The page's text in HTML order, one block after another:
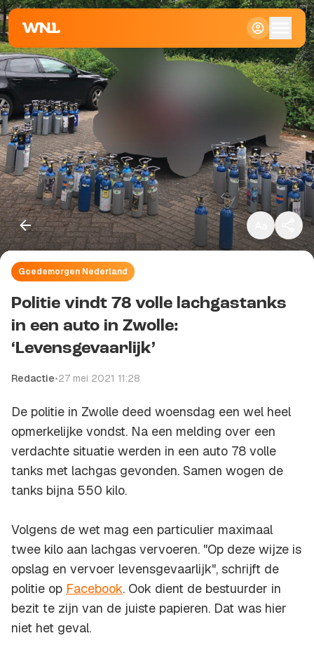
Klein
Standaard
Groot
Goedemorgen Nederland
Politie vindt 78 volle lachgastanks
in een auto in Zwolle:
‘Levensgevaarlijk’
Redactie•27 mei 2021 11:28
De politie in Zwolle deed woensdag een wel heel
opmerkelijke vondst. Na een melding over een
verdachte situatie werden in een auto 78 volle
tanks met lachgas gevonden. Samen wogen de
tanks bijna 550 kilo.
Volgens de wet mag een particulier maximaal
twee kilo aan lachgas vervoeren. "Op deze wijze is
opslag en vervoer levensgevaarlijk", schrijft de
politie op Facebook. Ook dient de bestuurder in
bezit te zijn van de juiste papieren. Dat was hier
niet het geval.